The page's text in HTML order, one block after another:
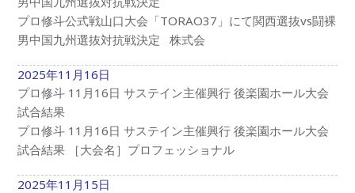
プロ修斗公式戦山口大会「TORAO37」にて関西選抜vs闘裸
男中国九州選抜対抗戦決定 株式会
2025年11月16日
プロ修斗 11月16日 サステイン主催興行 後楽園ホール大会
試合結果
プロ修斗 11月16日 サステイン主催興行 後楽園ホール大会
試合結果 ［大会名］プロフェッショナル
2025年11月15日